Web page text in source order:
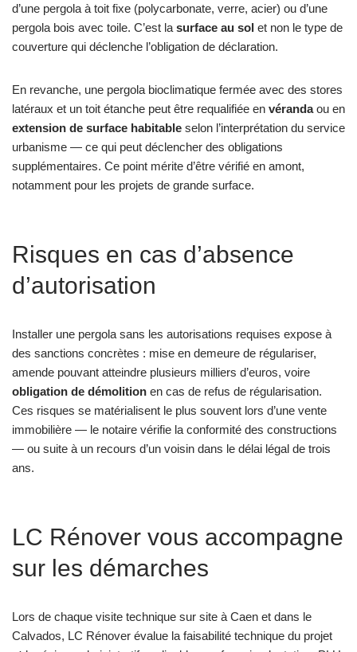
d’une pergola à toit fixe (polycarbonate, verre, acier) ou d’une
pergola bois avec toile. C’est la surface au sol et non le type de
couverture qui déclenche l’obligation de déclaration.
En revanche, une pergola bioclimatique fermée avec des stores
latéraux et un toit étanche peut être requalifiée en vérandaou en
extension de surface habitable selon l’interprétation du service
urbanisme — ce qui peut déclencher des obligations
supplémentaires. Ce point mérite d’être vérifié en amont,
notamment pour les projets de grande surface.
Risques en cas d’absence
d’autorisation
Installer une pergola sans les autorisations requises expose à
des sanctions concrètes : mise en demeure de régulariser,
amende pouvant atteindre plusieurs milliers d’euros, voire
obligation de démolition en cas de refus de régularisation.
Ces risques se matérialisent le plus souvent lors d’une vente
immobilière — le notaire vérifie la conformité des constructions
— ou suite à un recours d’un voisin dans le délai légal de trois
ans.
LC Rénover vous accompagne
sur les démarches
Lors de chaque visite technique sur site à Caen et dans le
Calvados, LC Rénover évalue la faisabilité technique du projet